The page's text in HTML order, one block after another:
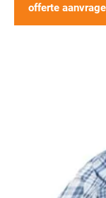
offerte